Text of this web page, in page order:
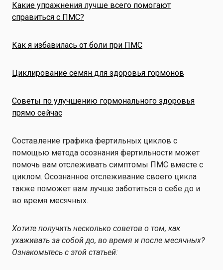
Какие упражнения лучше всего помогают
справиться с ПМС?
Как я избавилась от боли при ПМС
Циклирование семян для здоровья гормонов
Советы по улучшению гормонального здоровья
прямо сейчас
Составление графика фертильных циклов с
помощью метода осознания фертильности может
помочь вам отслеживать симптомы ПМС вместе с
циклом. Осознанное отслеживание своего цикла
также поможет вам лучше заботиться о себе до и
во время месячных.
Хотите получить несколько советов о том, как
ухаживать за собой до, во время и после месячных?
Ознакомьтесь с этой статьей: